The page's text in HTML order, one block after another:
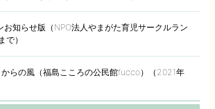
お知らせ版（NPO法人やまがた育児サークルラン
で）
らの風（福島こころの公民館fucco）（2021年